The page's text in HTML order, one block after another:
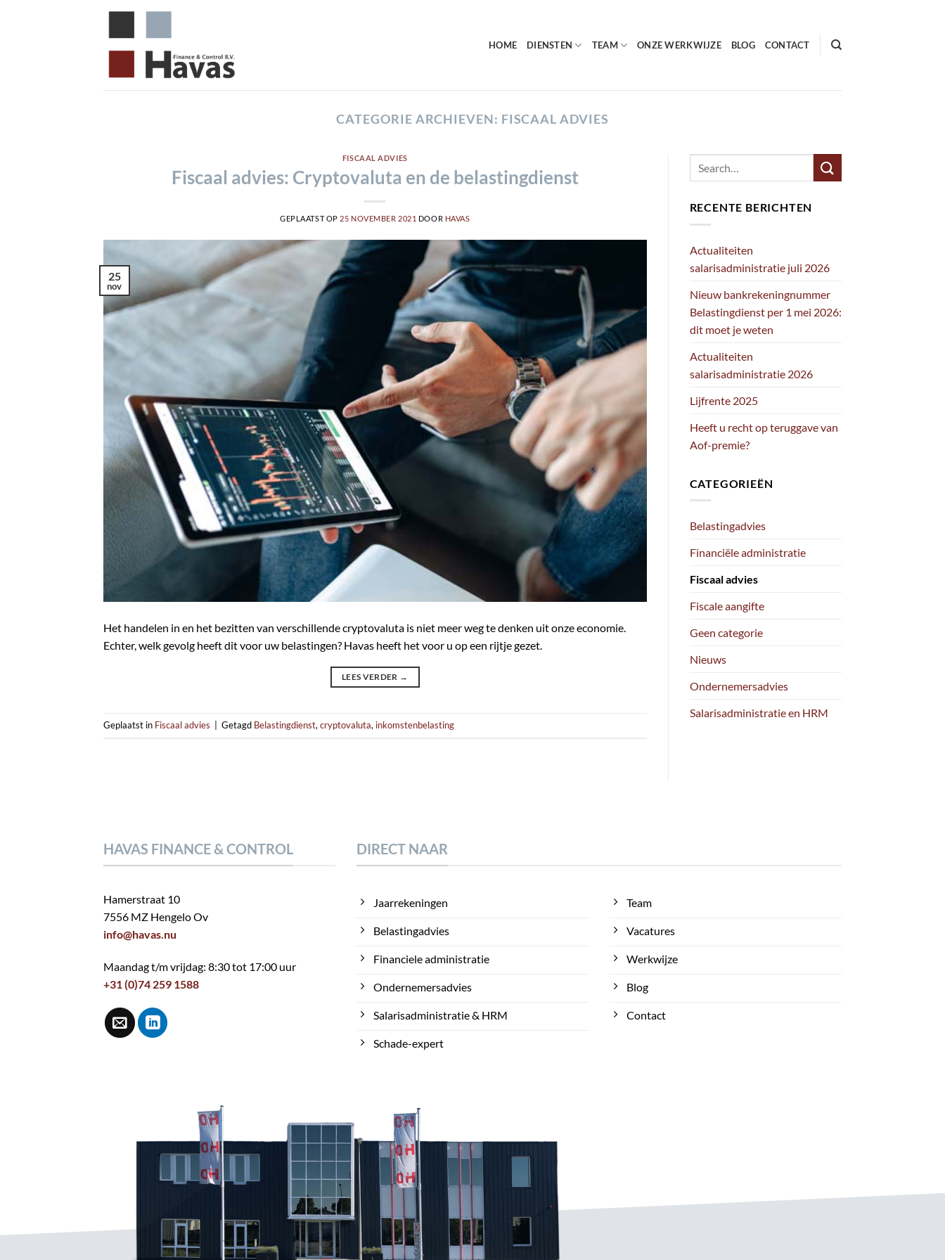
HOME DIENSTEN TEAM ONZE WERKWIJZE BLOG CONTACT
CATEGORIE ARCHIEVEN: FISCAAL ADVIES
FISCAAL ADVIES
Fiscaal advies: Cryptovaluta en de belastingdienst
GEPLAATST OP 25 NOVEMBER 2021 DOOR HAVAS
25
nov
Het handelen in en het bezitten van verschillende cryptovaluta is niet meer weg te denken uit onze economie.
Echter, welk gevolg heeft dit voor uw belastingen? Havas heeft het voor u op een rijtje gezet.
LEES VERDER →
Geplaatst in Fiscaal advies Getagd Belastingdienst, cryptovaluta, inkomstenbelasting
RECENTE BERICHTEN
Actualiteiten
salarisadministratie juli 2026
Nieuw bankrekeningnummer
Belastingdienst per 1 mei 2026:
dit moet je weten
Actualiteiten
salarisadministratie 2026
Lijfrente 2025
Heeft u recht op teruggave van
Aof-premie?
CATEGORIEËN
Belastingadvies
Financiële administratie
Fiscaal advies
Fiscale aangifte
Geen categorie
Nieuws
Ondernemersadvies
Salarisadministratie en HRM
HAVAS FINANCE & CONTROL
Hamerstraat 10
7556 MZ Hengelo Ov
info@havas.nu
Maandag t/m vrijdag: 8:30 tot 17:00 uur
+31 (0)74 259 1588
DIRECT NAAR
Jaarrekeningen
Belastingadvies
Financiele administratie
Ondernemersadvies
Salarisadministratie & HRM
Schade-expert
Team
Vacatures
Werkwijze
Blog
Contact